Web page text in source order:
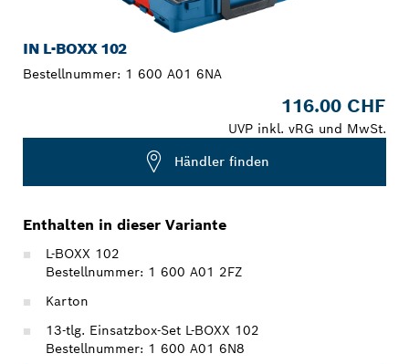
IN L-BOXX 102
Bestellnummer: 1 600 A01 6NA
116.00 CHF
UVP inkl. vRG und MwSt.
Händler finden
Enthalten in dieser Variante
L-BOXX 102
Bestellnummer: 1 600 A01 2FZ
Karton
13-tlg. Einsatzbox-Set L-BOXX 102
Bestellnummer: 1 600 A01 6N8